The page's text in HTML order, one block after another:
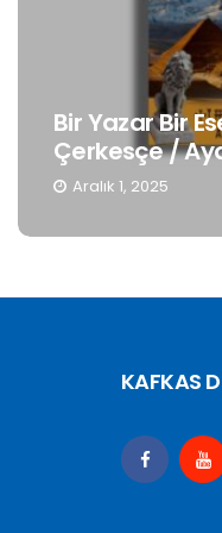
Bir Yazar Bir
Çerkesçe /
Aralık 1, 2025
KAFKAS